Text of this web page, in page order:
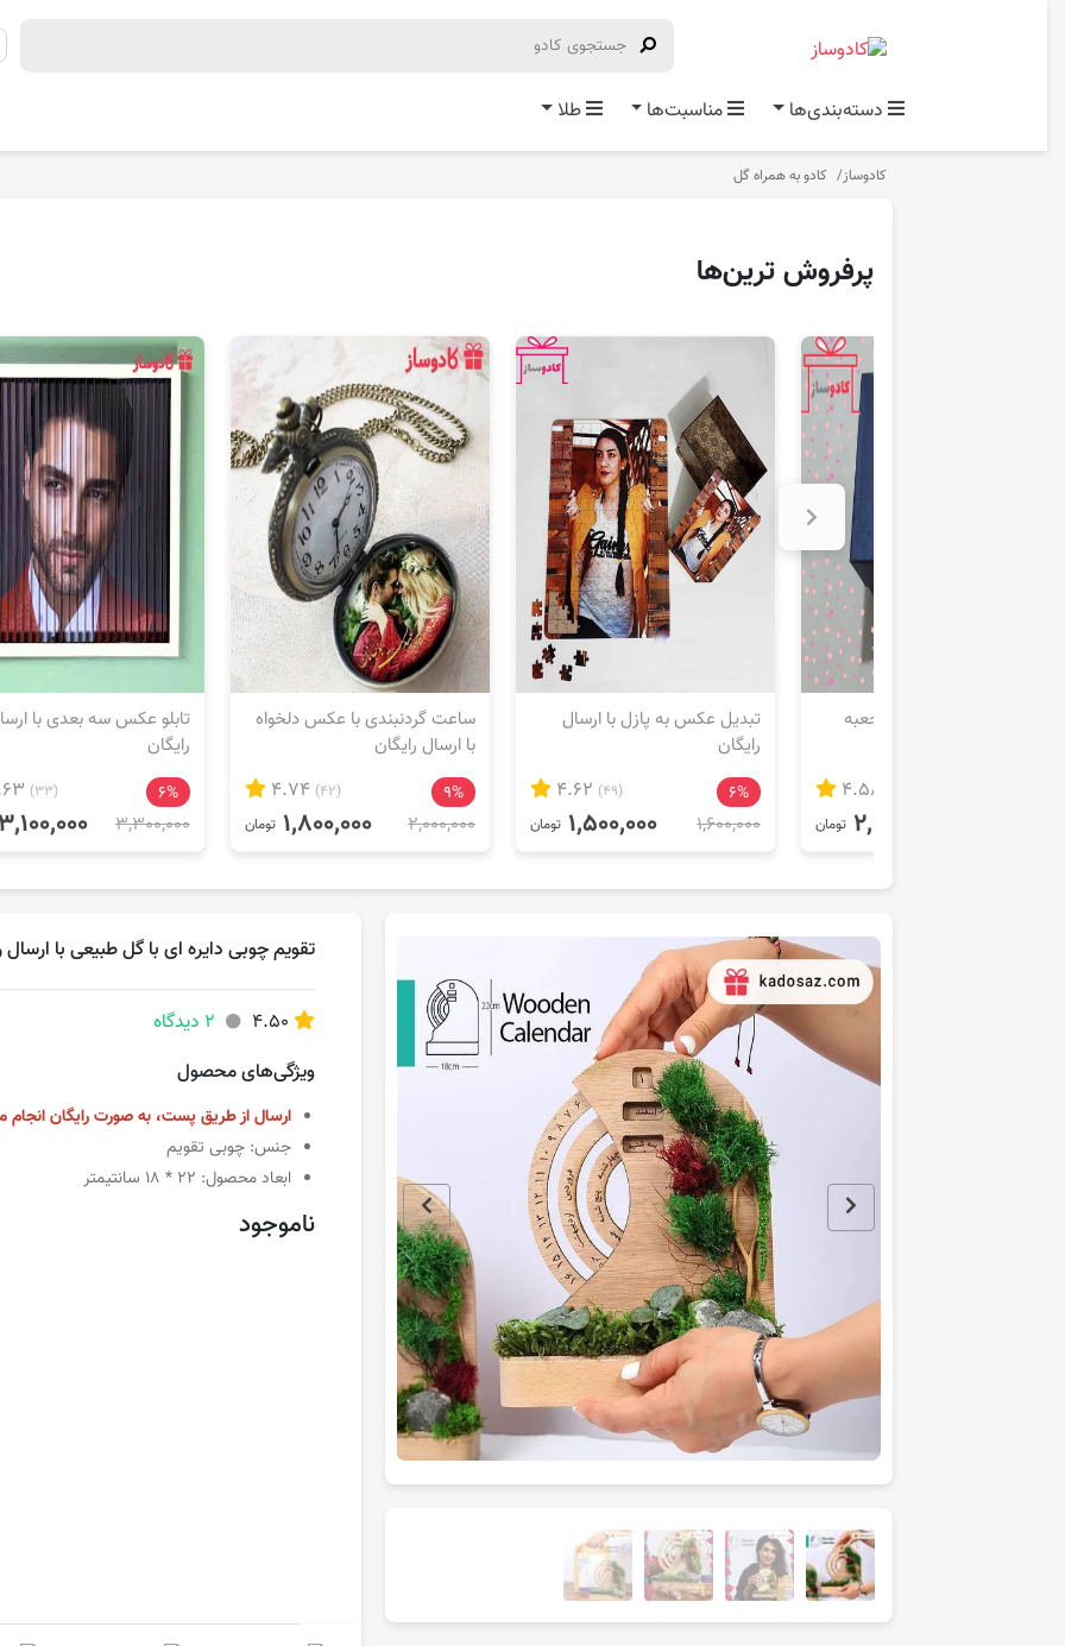
دسته‌بندی‌ها مناسبت‌ها طلا
کادوساز کادو به همراه گل
پرفروش‌ ترین‌ها
تابلو عکس سه بعدی با
رایگان
6%
(33)
3,300,000
ساعت گردنبندی با عکس دلخواه
با ارسال رایگان
9%
4.74 (42)
تومان 1,800,000 2,000,000
تبدیل عکس به پازل با ارسال
رایگان
6%
4.62 (49)
تومان 1,500,000 1,600,000
جعبه کادو سورپرایزی – جعبه
4.58
تومان 2,200,000
تقویم چوبی دایره ای با گل طبیعی با ارسال
4.50
2 دیدگاه
ویژگی‌های محصول
ارسال از طریق پست، به صورت رایگان انجام
جنس: چوبی تقویم
ابعاد محصول: 22 * 18 سانتیمتر
ناموجود